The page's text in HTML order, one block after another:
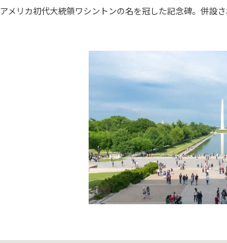
アメリカ初代大統領ワシントンの名を冠した記念碑。併設